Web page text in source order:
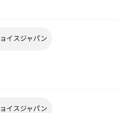
イスジャパン
イスジャパン